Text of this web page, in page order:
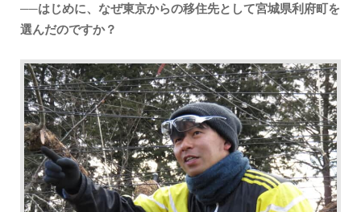
──はじめに、なぜ東京からの移住先として宮城県利府町を
選んだのですか？